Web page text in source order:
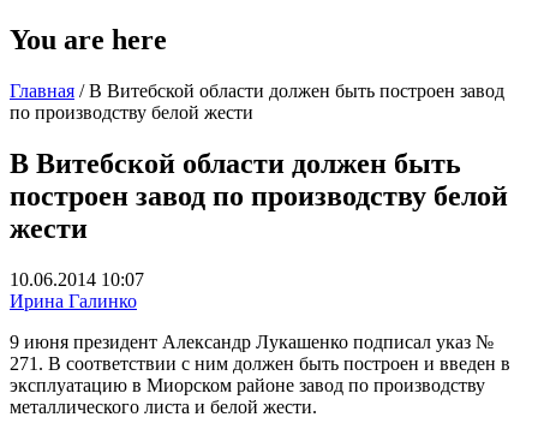
You are here
Главная / В Витебской области должен быть построен завод
по производству белой жести
В Витебской области должен быть
построен завод по производству белой
жести
10.06.2014 10:07
Ирина Галинко
9 июня президент Александр Лукашенко подписал указ №
271. В соответствии с ним должен быть построен и введен в
эксплуатацию в Миорском районе завод по производству
металлического листа и белой жести.